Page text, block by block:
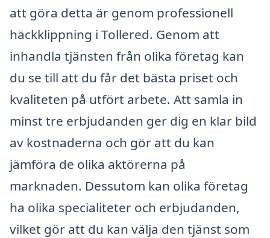
att göra detta är genom professionell
häckklippning i Tollered. Genom att
inhandla tjänsten från olika företag kan
du se till att du får det bästa priset och
kvaliteten på utfört arbete. Att samla in
minst tre erbjudanden ger dig en klar bild
av kostnaderna och gör att du kan
jämföra de olika aktörerna på
marknaden. Dessutom kan olika företag
ha olika specialiteter och erbjudanden,
vilket gör att du kan välja den tjänst som